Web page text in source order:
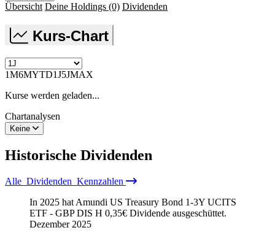
Übersicht Deine Holdings (0) Dividenden
Kurs-Chart
1M6MYTD1J5JMAX
Kurse werden geladen...
Chartanalysen
Keine
Historische Dividenden
Alle Dividenden Kennzahlen
In 2025 hat Amundi US Treasury Bond 1-3Y UCITS
ETF - GBP DIS H 0,35€ Dividende ausgeschüttet.
Dezember 2025